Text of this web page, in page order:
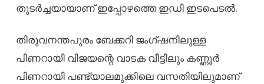
തുടർച്ചയായാണ് ഇപ്പോഴത്തെ ഇഡി ഇടപെടൽ.
തിരുവനന്തപുരം ബേക്കറി ജംഗ്ഷനിലുള്ള
പിണറായി വിജയന്റെ വാടക വീട്ടിലും കണ്ണൂർ
പിണറായി പണ്ട്യാലമുക്കിലെ വസതിയിലുമാണ്